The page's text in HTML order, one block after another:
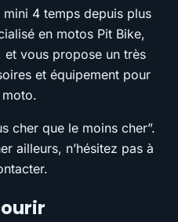
4 temps depuis plus
en motos Pit Bike,
et vous propose un très
et équipement pour
cher que le moins cher”.
ailleurs, n’hésitez pas à